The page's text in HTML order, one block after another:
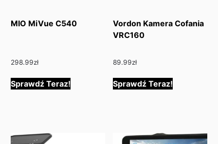
MIO MiVue C540
298.99zł
Sprawdź Teraz!
Vordon Kamera Cofania
VRC160
89.99zł
Sprawdź Teraz!